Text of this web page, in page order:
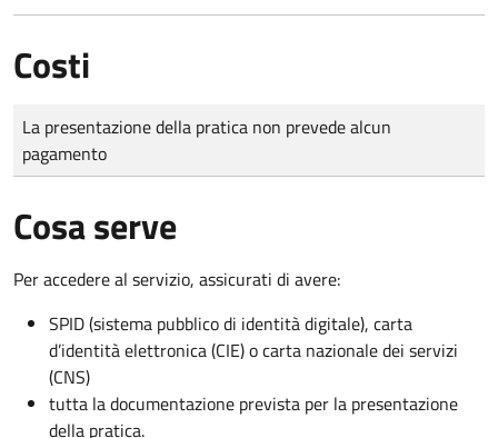
Costi
Tipo di pagamento
Importo
La presentazione della pratica non prevede alcun
pagamento
Cosa serve
Per accedere al servizio, assicurati di avere:
SPID (sistema pubblico di identità digitale), carta
d’identità elettronica (CIE) o carta nazionale dei servizi
(CNS)
tutta la documentazione prevista per la presentazione
della pratica.